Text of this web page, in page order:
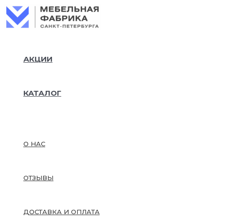
Перейти
к
АКЦИИ
КАТАЛОГ
О НАС
ОТЗЫВЫ
ДОСТАВКА И ОПЛАТА